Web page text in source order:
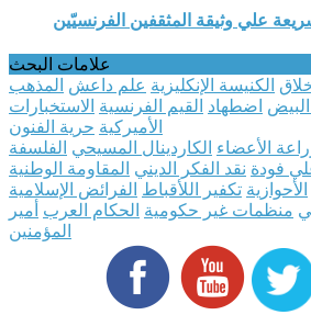
علي وثيقة المثقفين الفرنسيّين
علامات البحث
الكنيسة الإنكليزية علم داعش المذهب
اضطهاد القيم الفرنسية الاستخبارات
الأميركية حرية الفنون
الأعضاء الكاردينال المسيحي الفلسفة
فودة نقد الفكر الديني المقاومة الوطنية
الأحوازية تكفير اللأقباط الفرائض الإسلامية
منظمات غير حكومية الحكام العرب أمير
المؤمنين